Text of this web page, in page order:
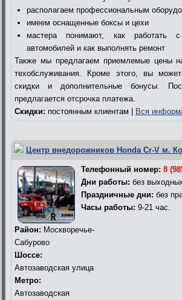
располагаем профессиональным
имеем оснащенные боксы и цехи
мастера понимают, как работать
автомобилей и как выполнять ремонт
Также мы предлагаем приемлемые цены
техобслуживания. Кроме этого, вы
скидки и дополнительные бонусы.
предлагается отсрочка платежа.
Скидки: постоянным клиентам | Вся
Центр внедорожников Honda Cr-V м.
Телефонный номер: 8
Дни работы: без
Праздничные дни: без
Часы работы: 9-21 час.
Район: Москворечье-
Сабурово
Шоссе:
Автозаводская улица
Метро:
Автозаводская